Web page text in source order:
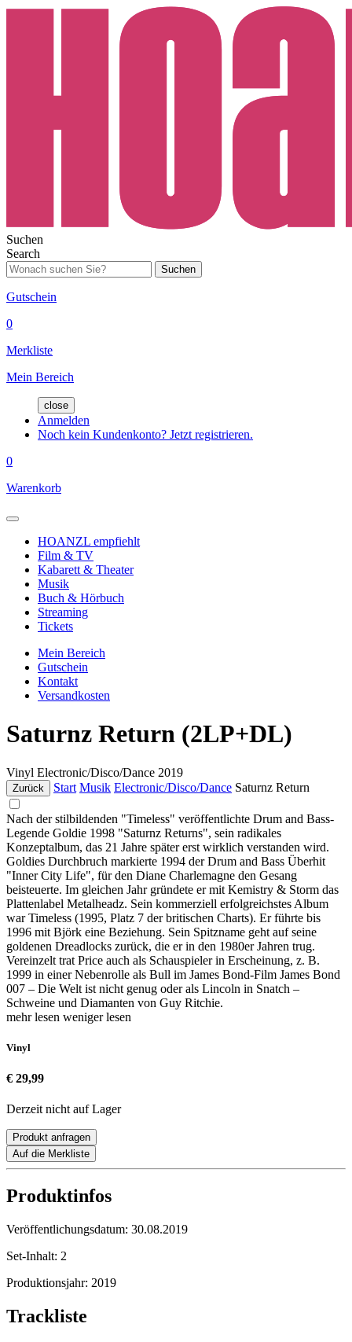
Suchen
Search
Suchen
Gutschein
0
Merkliste
Mein Bereich
close
Anmelden
Noch kein Kundenkonto? Jetzt registrieren.
0
Warenkorb
HOANZL empfiehlt
Film & TV
Kabarett & Theater
Musik
Buch & Hörbuch
Streaming
Tickets
Mein Bereich
Gutschein
Kontakt
Versandkosten
Saturnz Return (2LP+DL)
Vinyl Electronic/Disco/Dance 2019
Zurück Start Musik Electronic/Disco/Dance Saturnz Return
Nach der stilbildenden "Timeless" veröffentlichte Drum and Bass-
Legende Goldie 1998 "Saturnz Returns", sein radikales
Konzeptalbum, das 21 Jahre später erst wirklich verstanden wird.
Goldies Durchbruch markierte 1994 der Drum and Bass Überhit
"Inner City Life", für den Diane Charlemagne den Gesang
beisteuerte. Im gleichen Jahr gründete er mit Kemistry & Storm das
Plattenlabel Metalheadz. Sein kommerziell erfolgreichstes Album
war Timeless (1995, Platz 7 der britischen Charts). Er führte bis
1996 mit Björk eine Beziehung. Sein Spitzname geht auf seine
goldenen Dreadlocks zurück, die er in den 1980er Jahren trug.
Vereinzelt trat Price auch als Schauspieler in Erscheinung, z. B.
1999 in einer Nebenrolle als Bull im James Bond-Film James Bond
007 – Die Welt ist nicht genug oder als Lincoln in Snatch –
Schweine und Diamanten von Guy Ritchie.
mehr lesen weniger lesen
Vinyl
€ 29,99
Derzeit nicht auf Lager
Produkt anfragen
Auf die Merkliste
Produktinfos
Veröffentlichungsdatum: 30.08.2019
Set-Inhalt: 2
Produktionsjahr: 2019
Trackliste